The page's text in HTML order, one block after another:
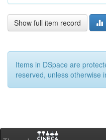
Show full item record
Items in DSpace are
reserved, unless otherwise